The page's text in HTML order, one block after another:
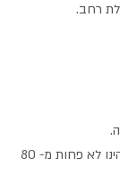
רחב.
רוחב דלתות בחדרים המיועדים לקבלת קהל הינו לא פחות מ- 80